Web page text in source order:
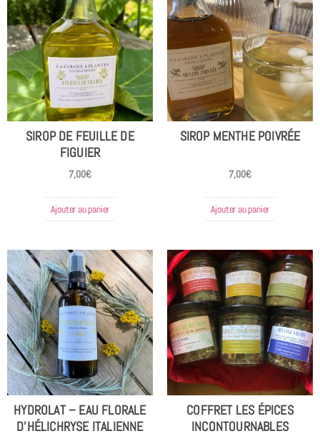
SIROP DE FEUILLE DE
FIGUIER
7,00€
Ajouter au panier
SIROP MENTHE POIVRÉE
7,00€
Ajouter au panier
HYDROLAT – EAU FLORALE
D’HÉLICHRYSE ITALIENNE
COFFRET LES ÉPICES
INCONTOURNABLES